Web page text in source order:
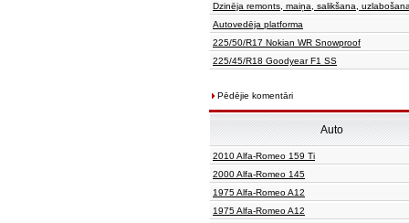
Dzinēja remonts, maiņa, salikšana,
Autovedēja platforma
225/50/R17 Nokian WR Snowproof
225/45/R18 Goodyear F1 SS
Pēdējie komentāri
Auto
2010 Alfa-Romeo 159 Ti
2000 Alfa-Romeo 145
1975 Alfa-Romeo A12
1975 Alfa-Romeo A12